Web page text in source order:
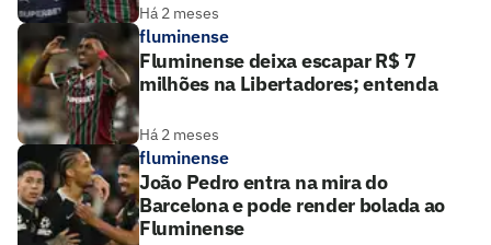
Há 2 meses
fluminense
Fluminense deixa escapar R$ 7
milhões na Libertadores; entenda
Há 2 meses
fluminense
João Pedro entra na mira do
Barcelona e pode render bolada ao
Fluminense